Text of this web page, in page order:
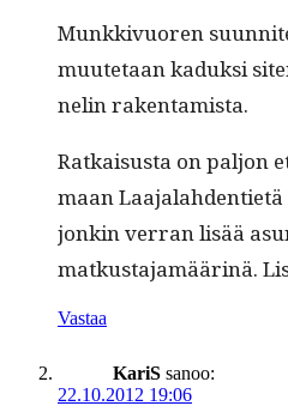
Munkkivuoren
muute­taan kaduk­si
nelin rakentamista.
Ratkais­us­ta on paljon
maan
jonkin ver­ran lisää
matkus­ta­jamäärinä.
Vastaa
KariS sanoo:
22.10.2012 19:06